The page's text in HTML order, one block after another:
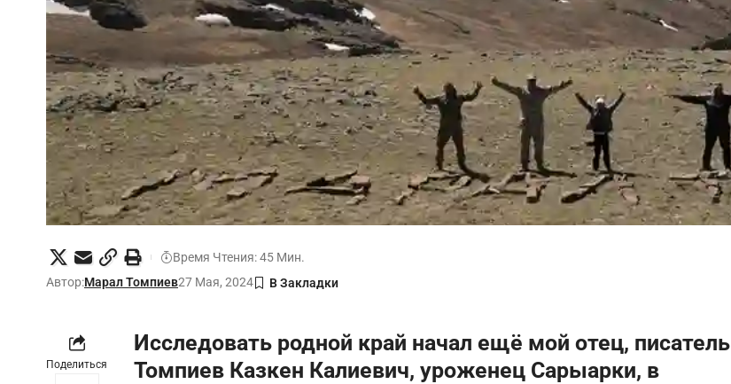
Автор:Марал Томпиев27 Мая, 2024
Время Чтения: 45 Мин.
Поделиться
Исследовать родной край начал ещё мой отец, писатель
Томпиев Казкен Калиевич, уроженец Сарыарки, в